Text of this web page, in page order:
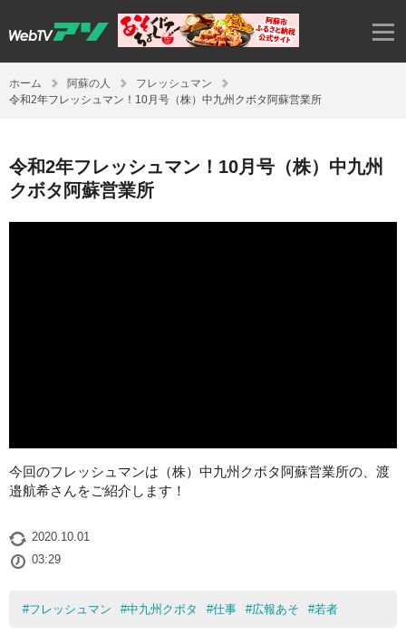
ホーム 阿蘇の人
フレッシュマン
令和2年フレッシュマン！10月号（株）中九州クボタ阿蘇営業所
令和2年フレッシュマン！10月号（株）中九州
クボタ阿蘇営業所
今回のフレッシュマンは（株）中九州クボタ阿蘇営業所の、渡
邉航希さんをご紹介します！
2020.10.01
03:29
#フレッシュマン #中九州クボタ #仕事 #広報あそ #若者